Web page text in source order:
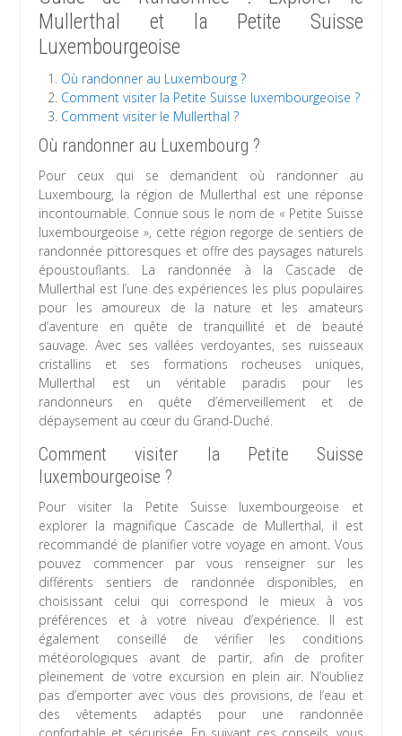
Mullerthal et la Petite Suisse
Luxembourgeoise
Où randonner au Luxembourg ?
Comment visiter la Petite Suisse luxembourgeoise ?
Comment visiter le Mullerthal ?
Où randonner au Luxembourg ?
Pour ceux qui se demandent où randonner au
Luxembourg, la région de Mullerthal est une réponse
incontournable. Connue sous le nom de « Petite Suisse
luxembourgeoise », cette région regorge de sentiers de
randonnée pittoresques et offre des paysages naturels
époustouflants. La randonnée à la Cascade de
Mullerthal est l’une des expériences les plus populaires
pour les amoureux de la nature et les amateurs
d’aventure en quête de tranquillité et de beauté
sauvage. Avec ses vallées verdoyantes, ses ruisseaux
cristallins et ses formations rocheuses uniques,
Mullerthal est un véritable paradis pour les
randonneurs en quête d’émerveillement et de
dépaysement au cœur du Grand-Duché.
Comment visiter la Petite Suisse
luxembourgeoise ?
Pour visiter la Petite Suisse luxembourgeoise et
explorer la magnifique Cascade de Mullerthal, il est
recommandé de planifier votre voyage en amont. Vous
pouvez commencer par vous renseigner sur les
différents sentiers de randonnée disponibles, en
choisissant celui qui correspond le mieux à vos
préférences et à votre niveau d’expérience. Il est
également conseillé de vérifier les conditions
météorologiques avant de partir, afin de profiter
pleinement de votre excursion en plein air. N’oubliez
pas d’emporter avec vous des provisions, de l’eau et
des vêtements adaptés pour une randonnée